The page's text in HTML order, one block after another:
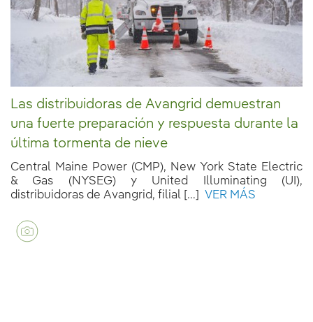
Las distribuidoras de Avangrid demuestran
una fuerte preparación y respuesta durante la
última tormenta de nieve
Central Maine Power (CMP), New York State Electric
& Gas (NYSEG) y United Illuminating (UI),
distribuidoras de Avangrid, filial [...]
VER MÁS